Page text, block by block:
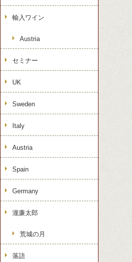
輸入ワイン
Austria
セミナー
UK
Sweden
Italy
Austria
Spain
Germany
瀧廉太郎
荒城の月
落語